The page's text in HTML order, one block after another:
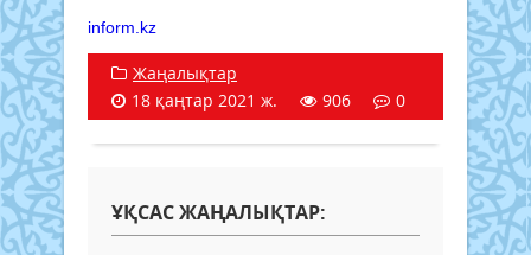
inform.kz
Жаңалықтар
18 қаңтар 2021 ж.
906 0
ҰҚСАС ЖАҢАЛЫҚТАР: